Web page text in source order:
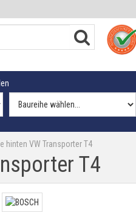
hinten VW Transporter T4
T4